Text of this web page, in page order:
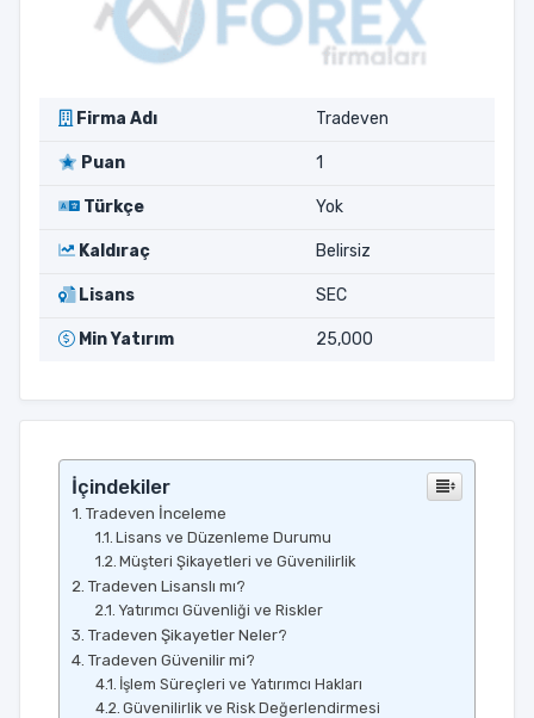
Firma Adı Tradeven
Puan 1
Türkçe Yok
Kaldıraç Belirsiz
Lisans SEC
Min Yatırım 25,000
İçindekiler
Tradeven İnceleme
Lisans ve Düzenleme Durumu
Müşteri Şikayetleri ve Güvenilirlik
Tradeven Lisanslı mı?
Yatırımcı Güvenliği ve Riskler
Tradeven Şikayetler Neler?
Tradeven Güvenilir mi?
İşlem Süreçleri ve Yatırımcı Hakları
Güvenilirlik ve Risk Değerlendirmesi